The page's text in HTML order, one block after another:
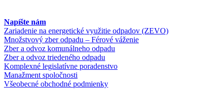
Napíšte nám
Zariadenie na energetické využitie odpadov (ZEVO)
Množstvový zber odpadu – Férové váženie
Zber a odvoz komunálneho odpadu
Zber a odvoz triedeného odpadu
Komplexné legislatívne poradenstvo
Manažment spoločnosti
Všeobecné obchodné podmienky